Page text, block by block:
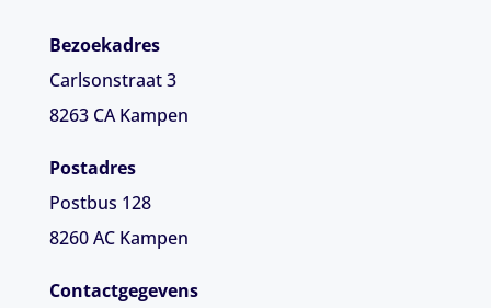
Bezoekadres
Carlsonstraat 3
8263 CA Kampen
Postadres
Postbus 128
8260 AC Kampen
Contactgegevens